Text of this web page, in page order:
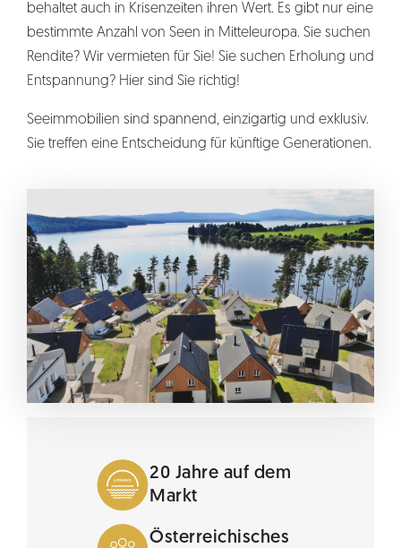
behaltet auch in Krisenzeiten ihren Wert. Es gibt nur eine
bestimmte Anzahl von Seen in Mitteleuropa. Sie suchen
Rendite? Wir vermieten für Sie! Sie suchen Erholung und
Entspannung? Hier sind Sie richtig!
Seeimmobilien sind spannend, einzigartig und exklusiv.
Sie treffen eine Entscheidung für künftige Generationen.
20 Jahre auf dem
Markt
Österreichisches